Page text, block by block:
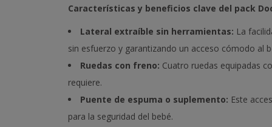
Características y beneficios clave del pack
Lateral extraíble sin herramientas: La
sin esfuerzo y garantizando un acceso cómodo al
Ruedas con freno: Cuatro ruedas equipadas
requiere.
Puente de espuma o suplemento: Este
para la seguridad del bebé.